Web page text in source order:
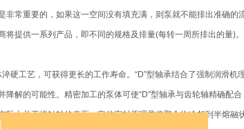
非常重要的，如果这一空间没有填充满，则泵就不能排出准确
将提供一系列产品，即不同的规格及排量(每转一周所排出的量)
硬工艺，可获得更长的工作寿命。“D”型轴承结合了强制润滑
降解的可能性。精密加工的泵体可使“D”型轴承与齿轮轴精确配
际上并不接触轴的表面，它的密封原理是将聚合物冷却到半熔